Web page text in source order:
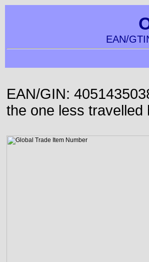
EAN/
EAN/GIN:
the one less travelled